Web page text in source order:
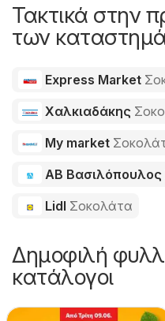
Τακτικά στην
των
Express Market
Χαλκιαδάκης
My market
ΑΒ Βασιλόπουλος
Lidl Σοκολάτα
Δημοφιλή
κατάλογοι